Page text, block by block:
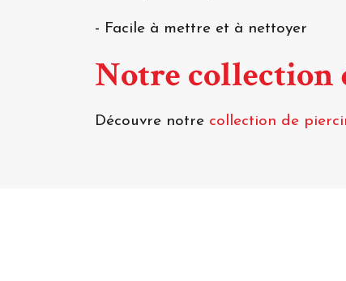
- Facile à mettre et à nettoyer
Notre collection
Découvre notre collection de